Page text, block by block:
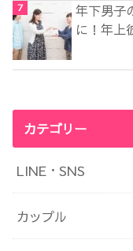
年下男子
に！年上
カテゴリー
LINE・SNS
カップル